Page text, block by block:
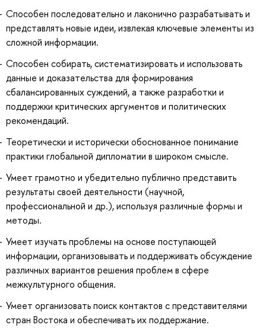
Способен последовательно и лаконично разрабатывать и
представлять новые идеи, извлекая ключевые элементы из
сложной информации.
Способен собирать, систематизировать и использовать
данные и доказательства для формирования
сбалансированных суждений, а также разработки и
поддержки критических аргументов и политических
рекомендаций.
Теоретически и исторически обоснованное понимание
практики глобальной дипломатии в широком смысле.
Умеет грамотно и убедительно публично представить
результаты своей деятельности (научной,
профессиональной и др.), используя различные формы и
методы.
Умеет изучать проблемы на основе поступающей
информации, организовывать и поддерживать обсуждение
различных вариантов решения проблем в сфере
межкультурного общения.
Умеет организовать поиск контактов с представителями
стран Востока и обеспечивать их поддержание.